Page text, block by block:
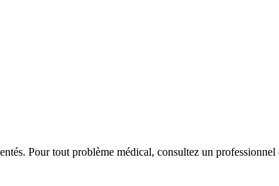
Pour tout problème médical, consultez un